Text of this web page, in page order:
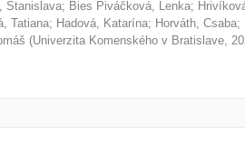
Stanislava; Bies Piváčková, Lenka;
Tatiana; Hadová, Katarína; Horváth, Csaba;
(Univerzita Komenského v Bratislave,